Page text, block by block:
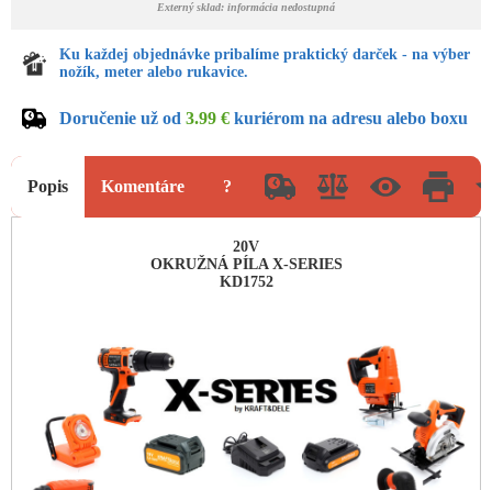
Externý sklad: informácia nedostupná
Ku každej objednávke pribalíme praktický darček - na výber
nožík, meter alebo rukavice.
Doručenie už od 3.99 € kuriérom na adresu alebo boxu
Popis Komentáre ?
20V
OKRUŽNÁ PÍLA X-SERIES
KD1752